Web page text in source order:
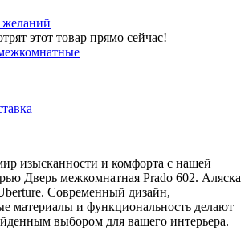
желаний
этот товар прямо сейчас!
изысканности и комфорта с нашей
Дверь межкомнатная Prado 602. Аляска
Современный дизайн,
материалы и функциональность делают
выбором для вашего интерьера.